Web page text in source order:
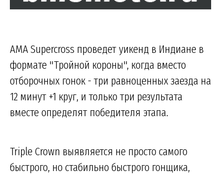
AMA Supercross проведет уикенд в Индиане в
формате "Тройной короны", когда вместо
отборочных гонок - три равноценных заезда на
12 минут +1 круг, и только три результата
вместе определят победителя этапа.
Triple Crown выявляется не просто самого
быстрого, но стабильно быстрого гонщика,